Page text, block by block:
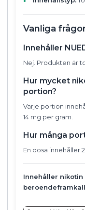
Vanliga
Innehåller
Nej. Produkten är
Hur mycket
portion?
Varje portion
14 mg per gram.
Hur många
En dosa innehåller
Innehåller